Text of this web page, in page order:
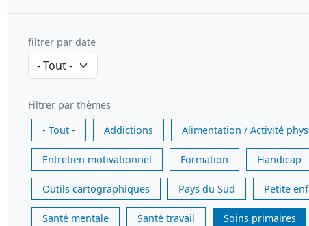
filtrer par date
Filtrer par thèmes
- Tout -
Addictions Alimentation / Activité
Entretien motivationnel Formation Handicap
Outils cartographiques Pays du Sud Petite
Santé mentale Santé travail Soins primaires